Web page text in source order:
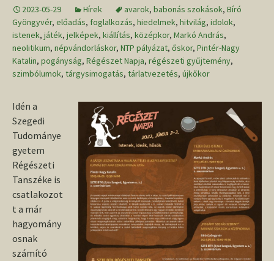
2023-05-29 Hírek avarok, babonás szokások, Bíró
Gyöngyvér, előadás, foglalkozás, hiedelmek, hitvilág, idolok,
istenek, játék, jelképek, kiállítás, középkor, Markó András,
neolitikum, népvándorláskor, NTP pályázat, őskor, Pintér-Nagy
Katalin, pogányság, Régészet Napja, régészeti gyűjtemény,
szimbólumok, tárgysimogatás, tárlatvezetés, újkőkor
Idén a
Szegedi
Tudománye
gyetem
Régészeti
Tanszéke is
csatlakozot
t a már
hagyomány
osnak
számító